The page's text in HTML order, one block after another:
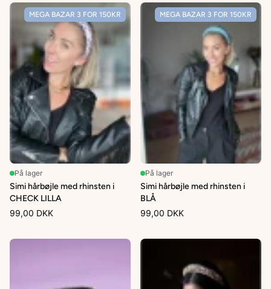
MEGA BAZAR 3 FOR 150KR
På lager
Simi hårbøjle med rhinsten i
CHECK LILLA
99,00 DKK
MEGA BAZAR 3 FOR 150KR
På lager
Simi hårbøjle med rhinsten i
BLÅ
99,00 DKK